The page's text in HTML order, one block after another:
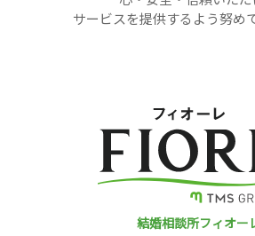
サービスを提供するよう努め
結婚相談所フィオー